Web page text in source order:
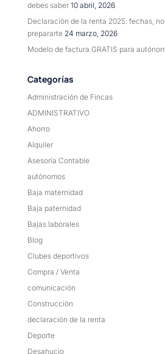
debes saber 10 abril, 2026
Declaración de la renta 2025: fechas,
prepararte 24 marzo, 2026
Modelo de factura GRATIS para
Categorías
Administración de Fincas
ADMINISTRATIVO
Ahorro
Alquiler
Asesoría Contable
autónomos
Baja maternidad
Baja paternidad
Bajas laborales
Blog
Clubes deportivos
Compra / Venta
comunicación
Construcción
declaración de la renta
Deporte
Desahucio